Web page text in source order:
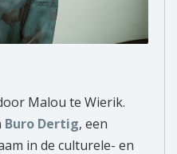
Malou te Wierik.
Buro Dertig, een
in de culturele- en